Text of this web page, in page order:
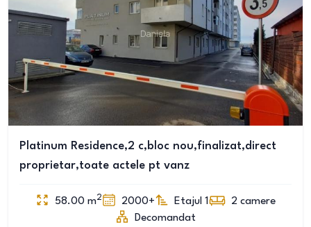
Platinum Residence,2 c,bloc nou,finalizat,direct
proprietar,toate actele pt vanz
58.00 m2 2000+ Etajul 1 2 camere
Decomandat